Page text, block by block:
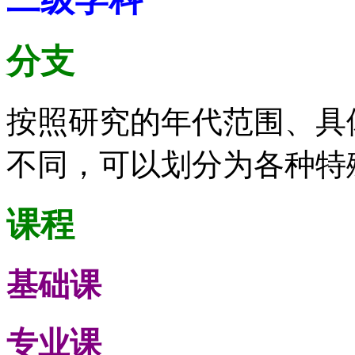
分支
按照研究的年代范围、
不同，可以划分为各种
课程
基础课
专业课